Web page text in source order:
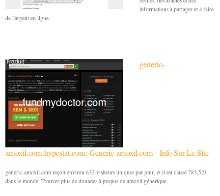
informations à partager et à faire
de l'argent en ligne.
generic-
amoxil.com.hypestat.com: Generic-amoxil.com - Info Sur Le Site
generic-amoxil.com reçoit environ 632 visiteurs uniques par jour, et il est classé 783,521
dans le monde. Trouver plus de données à propos de amoxil générique.